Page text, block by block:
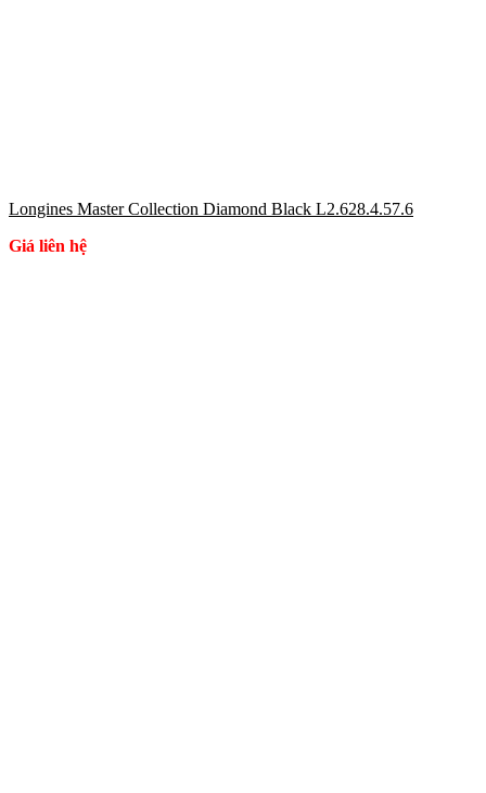
Longines Master Collection Diamond Black L2.628.4.57.6
Giá liên hệ